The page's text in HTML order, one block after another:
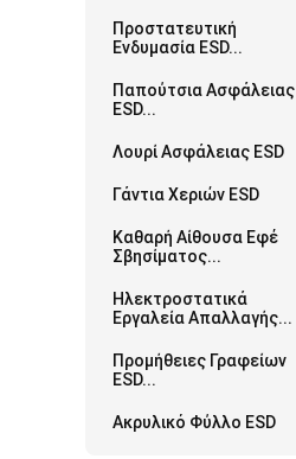
Προστατευτική
Ενδυμασία ESD...
Παπούτσια Ασφάλειας
ESD...
Λουρί Ασφάλειας ESD
Γάντια Χεριών ESD
Καθαρή Αίθουσα Εφέ
Σβησίματος...
Ηλεκτροστατικά
Εργαλεία Απαλλαγής...
Προμήθειες Γραφείων
ESD...
Ακρυλικό Φύλλο ESD